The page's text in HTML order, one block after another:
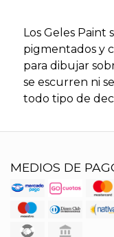
Los Geles
pigmentados y
para dibujar
se escurren ni
todo tipo de
MEDIOS DE